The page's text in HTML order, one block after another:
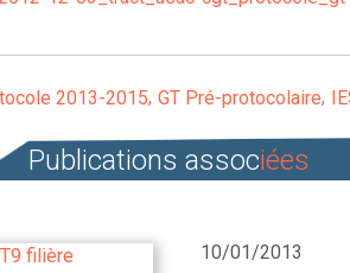
2013-2015 GT Pré-protocolaire
Publications associées
10/01/2013